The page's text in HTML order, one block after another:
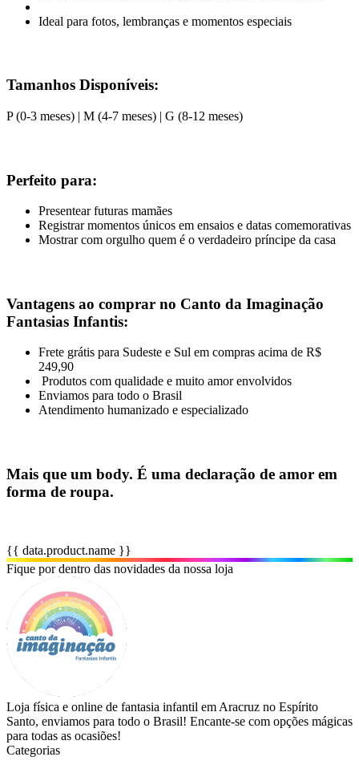
Ideal para fotos, lembranças e momentos especiais
Tamanhos Disponíveis:
P (0-3 meses) | M (4-7 meses) | G (8-12 meses)
Perfeito para:
Presentear futuras mamães
Registrar momentos únicos em ensaios e datas comemorativas
Mostrar com orgulho quem é o verdadeiro príncipe da casa
Vantagens ao comprar no Canto da Imaginação
Fantasias Infantis:
Frete grátis para Sudeste e Sul em compras acima de R$
249,90
️ Produtos com qualidade e muito amor envolvidos
Enviamos para todo o Brasil
Atendimento humanizado e especializado
Mais que um body. É uma declaração de amor em
forma de roupa.
{{ data.product.name }}
Fique por dentro das novidades da nossa loja
Loja física e online de fantasia infantil em Aracruz no Espírito
Santo, enviamos para todo o Brasil! Encante-se com opções mágicas
para todas as ocasiões!
Categorias